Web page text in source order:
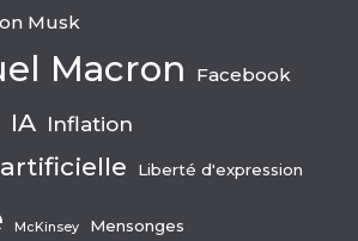
Musk
Macron Facebook
IA Inflation
Liberté d'expression
McKinsey Mensonges